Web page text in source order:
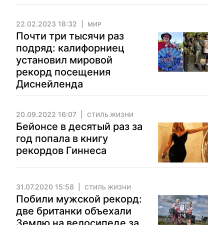
22.02.2023 18:32 МИР
Почти три тысячи раз
подряд: калифорниец
установил мировой
рекорд посещения
Диснейленда
20.09.2022 16:07 СТИЛЬ ЖИЗНИ
Бейонсе в десятый раз за
год попала в книгу
рекордов Гиннеса
31.07.2020 15:58 СТИЛЬ ЖИЗНИ
Побили мужской рекорд:
две британки объехали